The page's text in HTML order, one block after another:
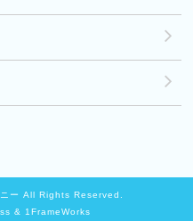
ー All Rights Reserved.
& 1FrameWorks